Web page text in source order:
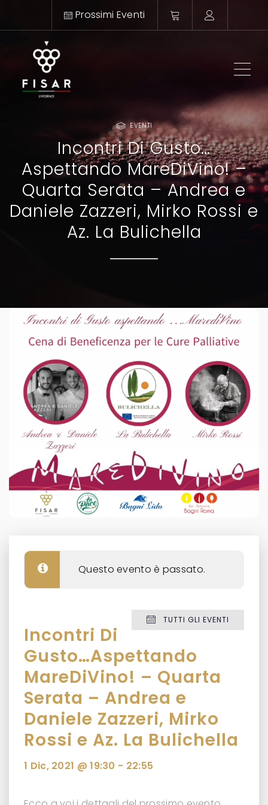
Prossimi Eventi
EVENTI
Incontri Di Gusto…
Aspettando MareDiVino! –
Quarta Serata – Andrea e
Daniele Zazzeri, Mirko Rossi e
Az. La Bulichella
Questo evento è passato.
TUTTI GLI EVENTI
Incontri Di
Gusto…Aspettando
MareDiVino! – Quarta
Serata – Andrea e
Daniele Zazzeri, Mirko
Rossi e Az. La Bulichella
1 Dic, 2021 @ 19:30 - 22:55